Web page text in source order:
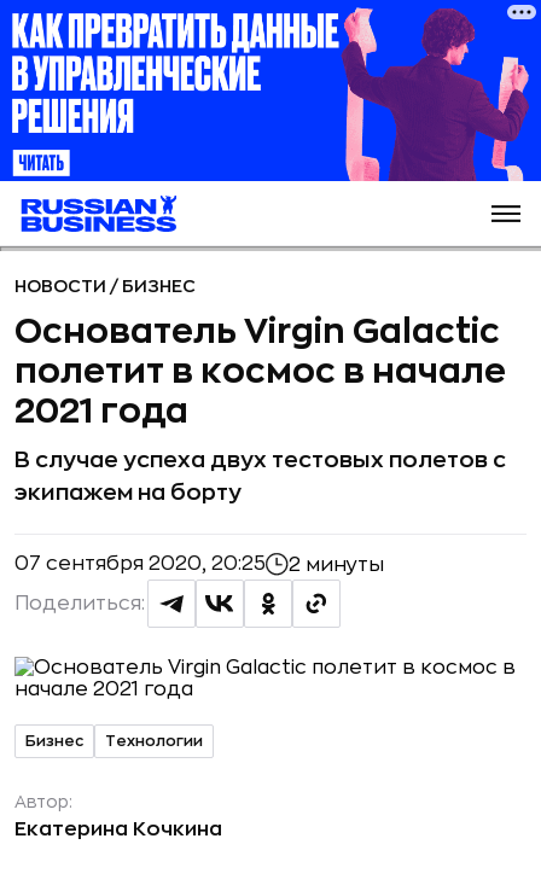
НОВОСТИ / БИЗНЕС
Основатель Virgin Galactic
полетит в космос в начале
2021 года
В случае успеха двух тестовых полетов с
экипажем на борту
07 сентября 2020, 20:25 2 минуты
Поделиться:
Бизнес Технологии
Автор:
Екатерина Кочкина